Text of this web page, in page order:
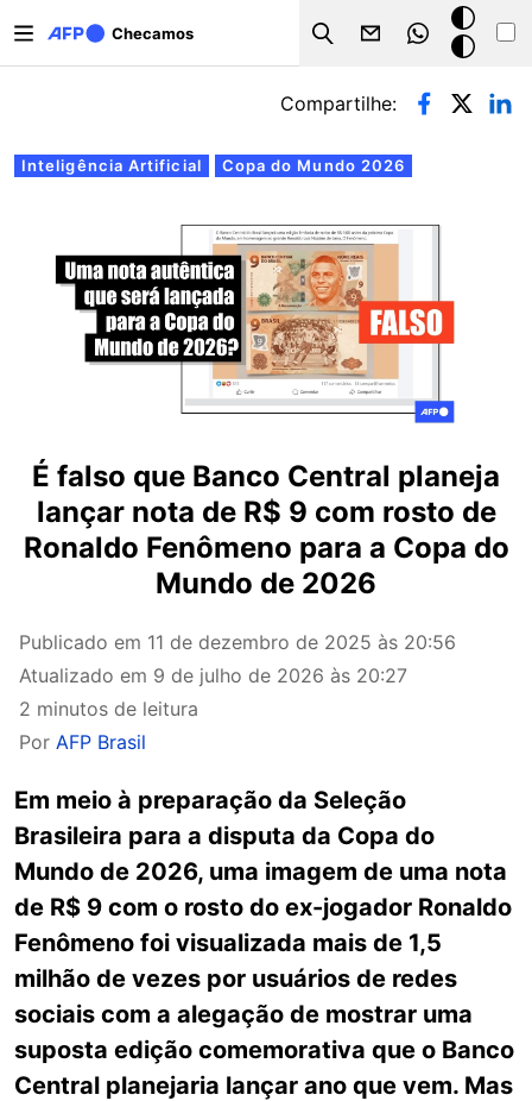
Checamos
Search
Modo
escuro
Abas primárias
Inteligência Artificial Copa do Mundo 2026
Compartilhe:
É falso que Banco Central planeja
lançar nota de R$ 9 com rosto de
Ronaldo Fenômeno para a Copa do
Mundo de 2026
Publicado em 11 de dezembro de 2025 às 20:56
Atualizado em 9 de julho de 2026 às 20:27
2 minutos de leitura
Por AFP Brasil
Em meio à preparação da Seleção
Brasileira para a disputa da Copa do
Mundo de 2026, uma imagem de uma nota
de R$ 9 com o rosto do ex-jogador Ronaldo
Fenômeno foi visualizada mais de 1,5
milhão de vezes por usuários de redes
sociais com a alegação de mostrar uma
suposta edição comemorativa que o Banco
Central planejaria lançar ano que vem. Mas